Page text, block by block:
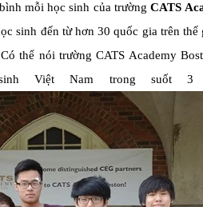
mỗi học sinh của trườngCATS
sinh đến từ hơn 30 quốc gia trên
thể nói trường CATS Academy
Việt Nam trong suốt 3